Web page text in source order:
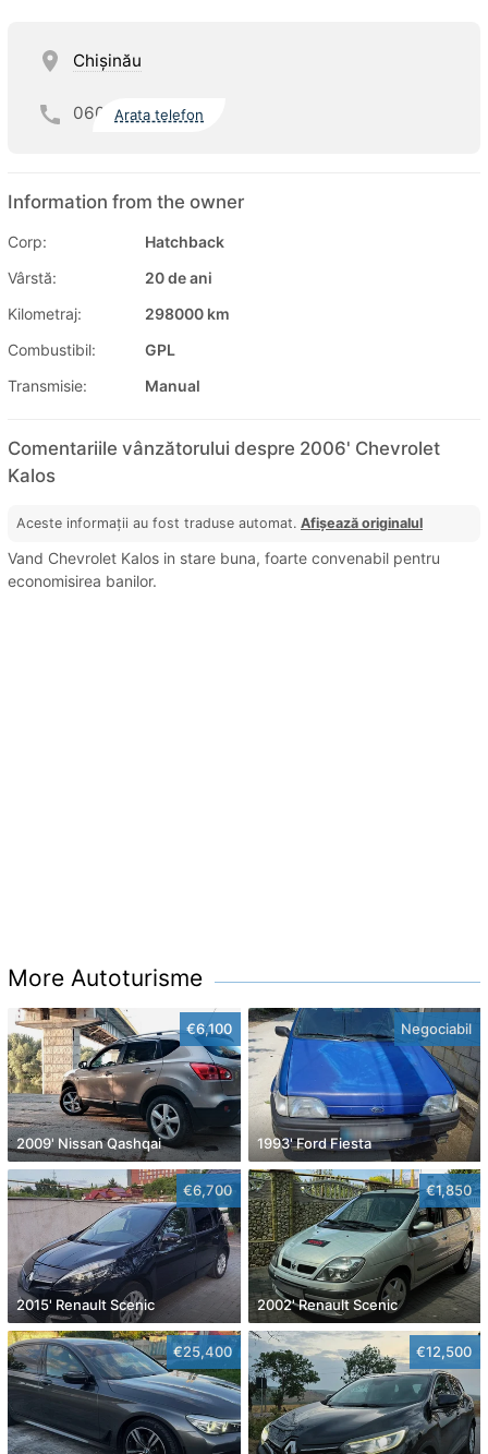
Chişinău
060 Arata telefon
Information from the owner
Corp:
Hatchback
Vârstă:
20 de ani
Kilometraj:
298000 km
Combustibil:
GPL
Transmisie:
Manual
Comentariile vânzătorului despre 2006' Chevrolet
Kalos
Aceste informații au fost traduse automat. Afișează originalul
Vand Chevrolet Kalos in stare buna, foarte convenabil pentru
economisirea banilor.
More Autoturisme
€6,100
2009' Nissan Qashqai
Negociabil
1993' Ford Fiesta
€6,700
2015' Renault Scenic
€1,850
2002' Renault Scenic
€25,400 €12,500